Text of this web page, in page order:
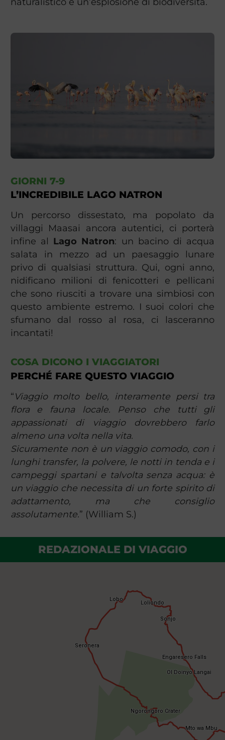
GIORNI 7-9
L’INCREDIBILE LAGO NATRON
Un percorso dissestato, ma popolato da
villaggi Maasai ancora autentici, ci porterà
infine al Lago Natron: un bacino di acqua
salata in mezzo ad un paesaggio lunare
privo di qualsiasi struttura. Qui, ogni anno,
nidificano milioni di fenicotteri e pellicani
che sono riusciti a trovare una simbiosi con
questo ambiente estremo. I suoi colori che
sfumano dal rosso al rosa, ci lasceranno
incantati!
COSA DICONO I VIAGGIATORI
PERCHÉ FARE QUESTO VIAGGIO
“Viaggio molto bello, interamente persi tra
flora e fauna locale. Penso che tutti gli
appassionati di viaggio dovrebbero farlo
almeno una volta nella vita.
Sicuramente non è un viaggio comodo, con i
lunghi transfer, la polvere, le notti in tenda e i
campeggi spartani e talvolta senza acqua: è
un viaggio che necessita di un forte spirito di
adattamento, ma che consiglio
assolutamente.” (William S.)
REDAZIONALE DI VIAGGIO